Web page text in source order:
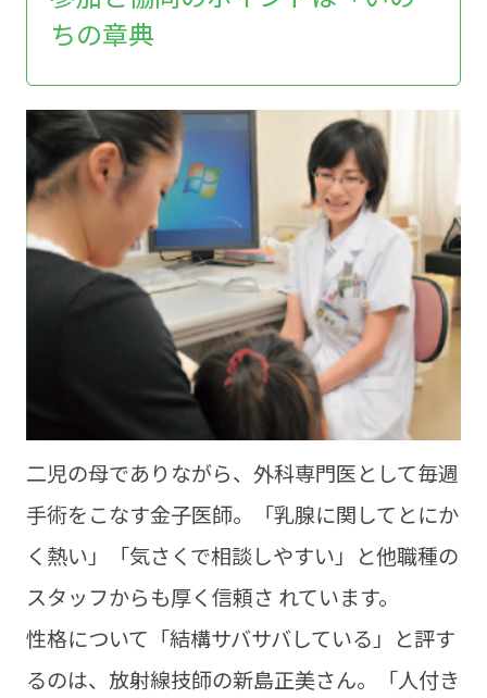
ちの章典
二児の母でありながら、外科専門医として毎週
手術をこなす金子医師。「乳腺に関してとにか
く熱い」「気さくで相談しやすい」と他職種の
スタッフからも厚く信頼さ れています。
性格について「結構サバサバしている」と評す
るのは、放射線技師の新島正美さん。「人付き